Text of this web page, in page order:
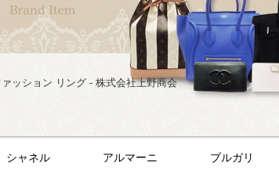
ッション リング - 株式会社上野商会
シャネル アルマーニ ブルガリ